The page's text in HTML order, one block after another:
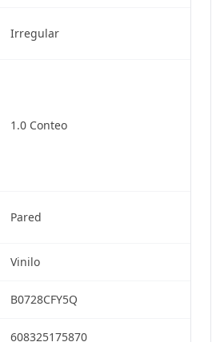
Irregular
1.0 Conteo
Pared
Vinilo
B0728CFY5Q
608325175870